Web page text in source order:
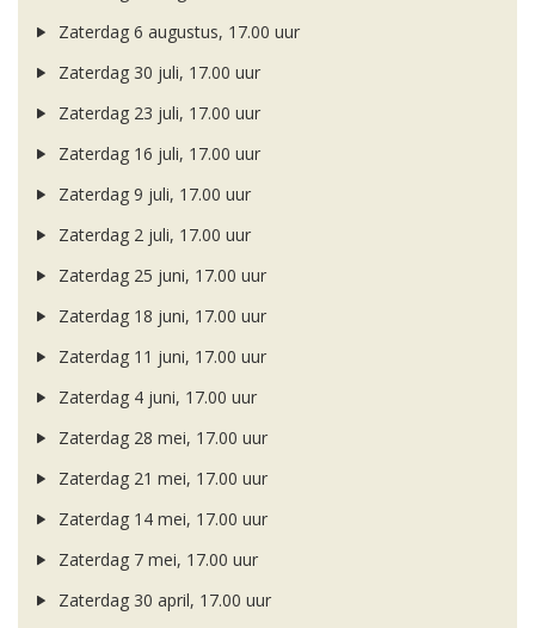
Zaterdag 6 augustus, 17.00 uur
Zaterdag 30 juli, 17.00 uur
Zaterdag 23 juli, 17.00 uur
Zaterdag 16 juli, 17.00 uur
Zaterdag 9 juli, 17.00 uur
Zaterdag 2 juli, 17.00 uur
Zaterdag 25 juni, 17.00 uur
Zaterdag 18 juni, 17.00 uur
Zaterdag 11 juni, 17.00 uur
Zaterdag 4 juni, 17.00 uur
Zaterdag 28 mei, 17.00 uur
Zaterdag 21 mei, 17.00 uur
Zaterdag 14 mei, 17.00 uur
Zaterdag 7 mei, 17.00 uur
Zaterdag 30 april, 17.00 uur